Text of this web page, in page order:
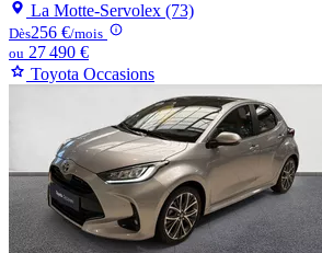
La Motte-Servolex (73)
Dès256 €/mois
ou 27 490 €
Toyota Occasions